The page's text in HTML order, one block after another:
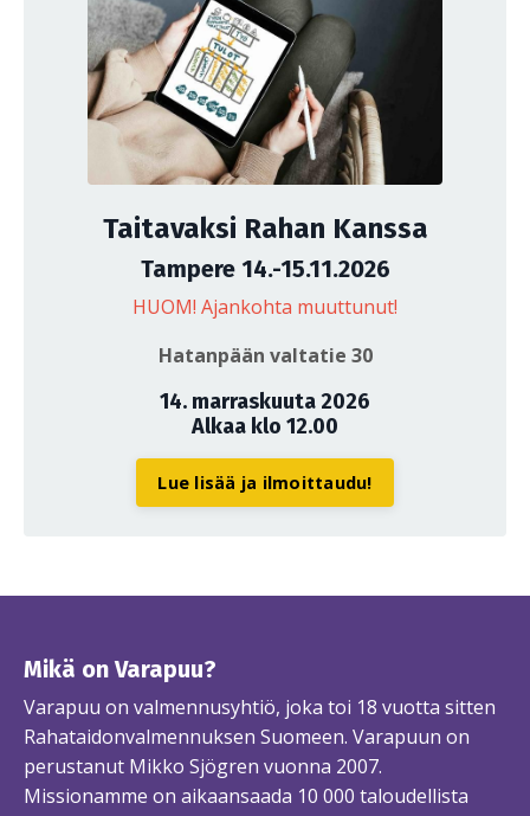
Taitavaksi Rahan Kanssa
Tampere 14.-15.11.2026
HUOM! Ajankohta muuttunut!
Hatanpään valtatie 30
14. marraskuuta 2026
Alkaa klo 12.00
Lue lisää ja ilmoittaudu!
Mikä on Varapuu?
Varapuu on valmennusyhtiö, joka toi 18 vuotta sitten
Rahataidonvalmennuksen Suomeen. Varapuun on
perustanut Mikko Sjögren vuonna 2007.
Missionamme on aikaansaada 10 000 taloudellista